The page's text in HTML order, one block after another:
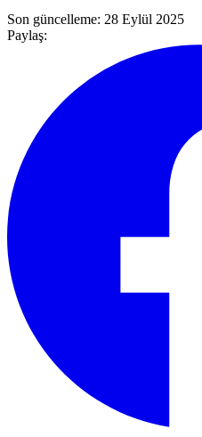
Son güncelleme: 28 Eylül 2025
Paylaş: